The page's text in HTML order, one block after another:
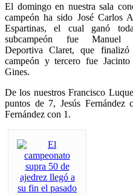
El domingo en nuestra sala
campeón ha sido José Carlos
Espartinas, el cual ganó
subcampeón fue
Deportiva Claret, que
campeón y tercero fue
Gines.
De los nuestros Francisco
puntos de 7, Jesús
Fernández con 1.